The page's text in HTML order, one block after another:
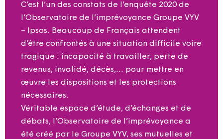
C’est l’un des constats de l’enquête 2020 de
l’Observatoire de l’imprévoyance Groupe VYV
– Ipsos. Beaucoup de Français attendent
d’être confrontés à une situation difficile voire
tragique : incapacité à travailler, perte de
revenus, invalidé, décès,… pour mettre en
œuvre les dispositions et les protections
nécessaires.
Véritable espace d’étude, d’échanges et de
débats, l’Observatoire de l’imprévoyance a
été créé par le Groupe VYV, ses mutuelles et